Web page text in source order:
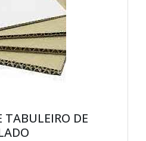
TABULEIRO DE